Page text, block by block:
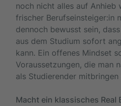
noch nicht alles auf Anhieb
frischer Berufseinsteiger:in
dennoch bewusst sein,
aus dem Studium sofort
kann. Ein offenes Mindset
Voraussetzungen, die man
als Studierender mitbringen
Macht ein klassisches Real